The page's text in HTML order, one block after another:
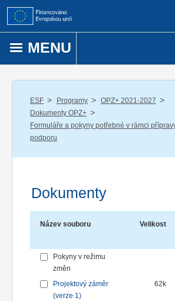
Přejít k obsahu
MENU
ESF / Programy / OPZ+ 2021-2027 /
Dokumenty OPZ+ /
Formuláře a pokyny potřebné v rámci
podporu
Dokumenty
Název souboru Velikost
Pokyny v režimu
změn
Projektový záměr
(verze 1)
62k